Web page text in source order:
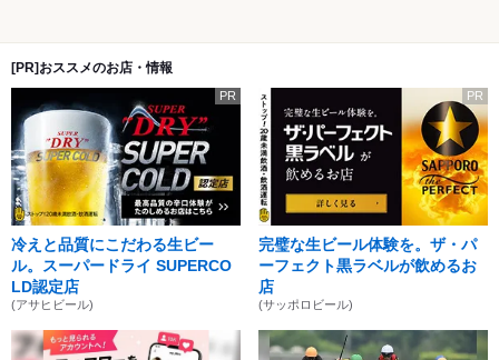
[PR]おススメのお店・情報
PR
冷えと品質にこだわる生ビー
ル。スーパードライ SUPERCO
LD認定店
(アサヒビール)
PR
完璧な生ビール体験を。ザ・パ
ーフェクト黒ラベルが飲めるお
店
(サッポロビール)